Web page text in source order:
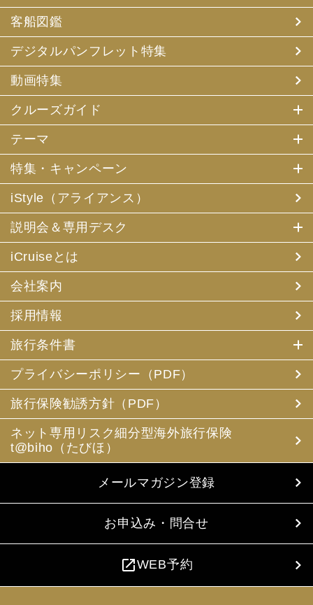
客船図鑑
デジタルパンフレット特集
動画特集
クルーズガイド
テーマ
特集・キャンペーン
iStyle（アライアンス）
説明会＆専用デスク
iCruiseとは
会社案内
採用情報
旅行条件書
プライバシーポリシー（PDF）
旅行保険勧誘方針（PDF）
ネット専用リスク細分型海外旅行保険
t@biho（たびほ）
メールマガジン登録
お申込み・問合せ
open_in_newWEB予約